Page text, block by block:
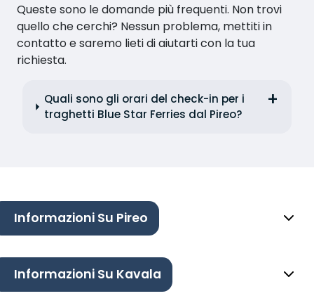
Queste sono le domande più frequenti. Non trovi
quello che cerchi? Nessun problema, mettiti in
contatto e saremo lieti di aiutarti con la tua
richiesta.
Quali sono gli orari del check-in per i
traghetti Blue Star Ferries dal Pireo?
Informazioni Su Pireo
Informazioni Su Kavala